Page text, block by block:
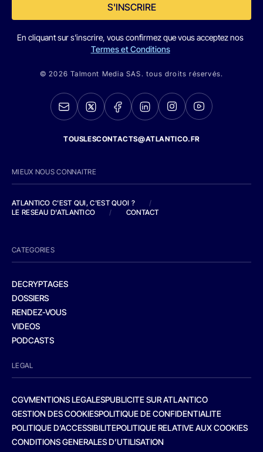
S'INSCRIRE
En cliquant sur s'inscrire, vous confirmez que vous acceptez nos
Termes et Conditions
© 2026 Talmont Media SAS. tous droits réservés.
TOUSLESCONTACTS@ATLANTICO.FR
MIEUX NOUS CONNAITRE
ATLANTICO C'EST QUI, C'EST QUOI ?
/
LE RESEAU D'ATLANTICO
/ CONTACT
CATEGORIES
DECRYPTAGES
DOSSIERS
RENDEZ-VOUS
VIDEOS
PODCASTS
LEGAL
CGVMENTIONS LEGALESPUBLICITE SUR ATLANTICO
GESTION DES COOKIESPOLITIQUE DE CONFIDENTIALITE
POLITIQUE D’ACCESSIBILITEPOLITIQUE RELATIVE AUX COOKIES
CONDITIONS GENERALES D’UTILISATION